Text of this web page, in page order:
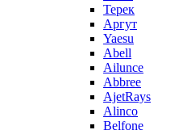
Терек
Аргут
Yaesu
Abell
Ailunce
Abbree
AjetRays
Alinco
Belfone